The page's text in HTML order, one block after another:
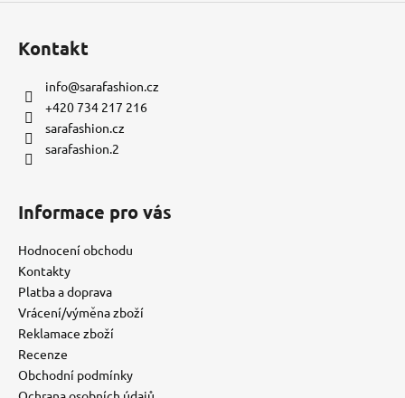
Kontakt
info@sarafashion.cz
+420 734 217 216
sarafashion.cz
sarafashion.2
Informace pro vás
Hodnocení obchodu
Kontakty
Platba a doprava
Vrácení/výměna zboží
Reklamace zboží
Recenze
Obchodní podmínky